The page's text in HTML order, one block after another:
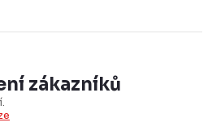
zákazníků